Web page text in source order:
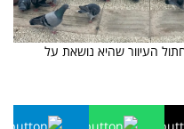
העיוור שהיא נושאת על